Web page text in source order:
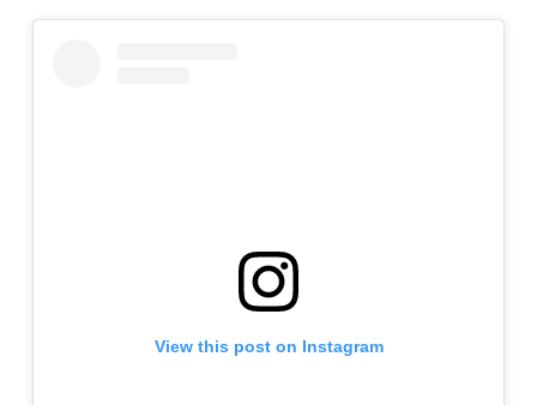
View this post on Instagram